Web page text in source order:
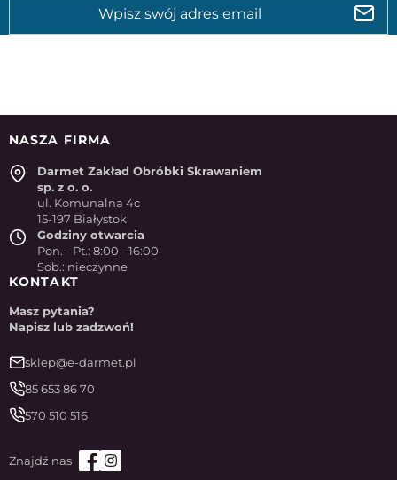
NASZA FIRMA
Darmet Zakład Obróbki Skrawaniem
sp. z o. o.
ul. Komunalna 4c
15-197 Białystok
Godziny otwarcia
Pon. - Pt.: 8:00 - 16:00
Sob.: nieczynne
KONTAKT
Masz pytania?
Napisz lub zadzwoń!
sklep@e-darmet.pl
85 653 86 70
570 510 516